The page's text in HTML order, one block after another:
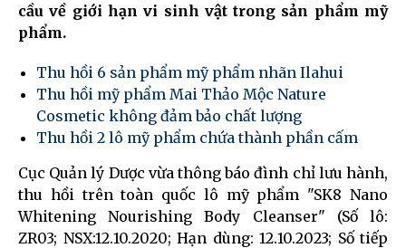
cầu về giới hạn vi sinh vật trong sản phẩm mỹ
phẩm.
Thu hồi 6 sản phẩm mỹ phẩm nhãn Ilahui
Thu hồi mỹ phẩm Mai Thảo Mộc Nature
Cosmetic không đảm bảo chất lượng
Thu hồi 2 lô mỹ phẩm chứa thành phần cấm
Cục Quản lý Dược vừa thông báo đình chỉ lưu hành,
thu hồi trên toàn quốc lô mỹ phẩm "SK8 Nano
Whitening Nourishing Body Cleanser" (Số lô:
ZR03; NSX:12.10.2020; Hạn dùng: 12.10.2023; Số tiếp